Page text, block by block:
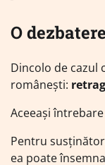
O
Dincolo de cazul
românești:
Aceeași
Pentru
ea poate